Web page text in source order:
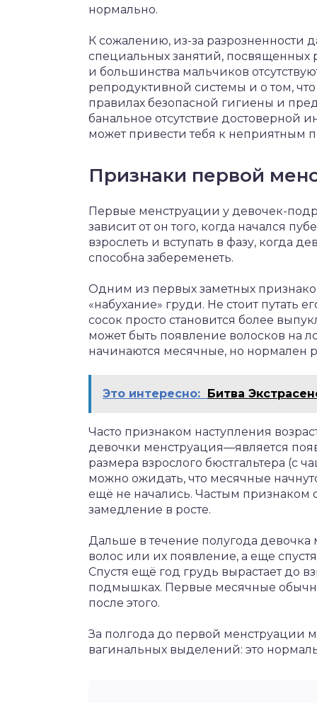
нормально.
К сожалению, из-за разрозненности
специальных занятий, посвященных
и большинства мальчиков
репродуктивной системы и о том,
правилах безопасной гигиены и
банальное отсутствие достоверной
может привести тебя к неприятным
Признаки первой
Первые менструации у девочек-
зависит от он того, когда начался
взрослеть и вступать в фазу, когда
способна забеременеть.
Одним из первых заметных
«набухание» груди. Не стоит путать
сосок просто становится более
может быть появление волосков на
начинаются месячные, но нормален
Это интересно: Битва
Часто признаком наступления
девочки менструация—является
размера взрослого бюстгальтера (с
можно ожидать, что месячные
ещё не начались. Частым признаком
замедление в росте.
Дальше в течение полугода девочка
волос или их появление, а еще
Спустя ещё год грудь вырастает до
подмышках. Первые месячные
после этого.
За полгода до первой менструации
вагинальных выделений: это